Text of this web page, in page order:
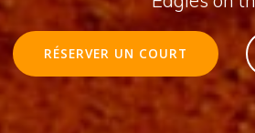
RÉSERVER UN COURT